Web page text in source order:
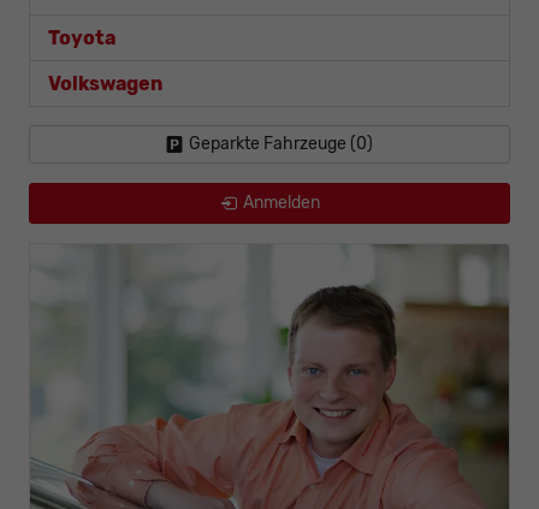
Toyota
Volkswagen
Geparkte Fahrzeuge (0)
Anmelden